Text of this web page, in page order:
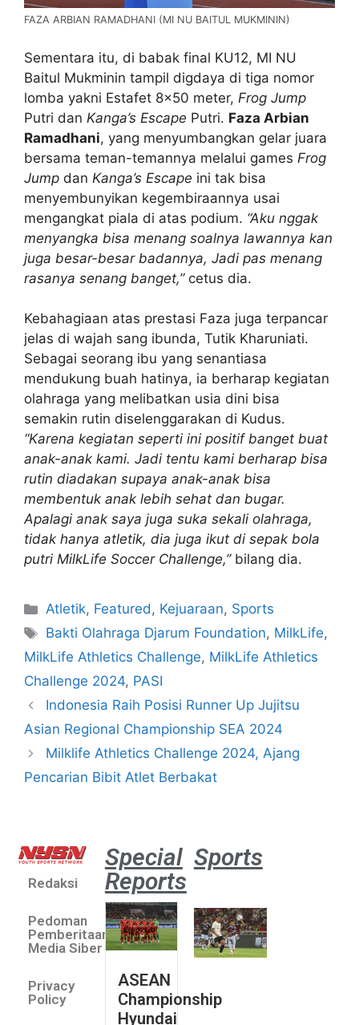
FAZA ARBIAN RAMADHANI (MI NU BAITUL MUKMININ)
Sementara itu, di babak final KU12, MI NU
Baitul Mukminin tampil digdaya di tiga nomor
lomba yakni Estafet 8×50 meter, Frog Jump
Putri dan Kanga’s Escape Putri. Faza Arbian
Ramadhani, yang menyumbangkan gelar juara
bersama teman-temannya melalui games Frog
Jump dan Kanga’s Escape ini tak bisa
menyembunyikan kegembiraannya usai
mengangkat piala di atas podium. “Aku nggak
menyangka bisa menang soalnya lawannya kan
juga besar-besar badannya, Jadi pas menang
rasanya senang banget,” cetus dia.
Kebahagiaan atas prestasi Faza juga terpancar
jelas di wajah sang ibunda, Tutik Kharuniati.
Sebagai seorang ibu yang senantiasa
mendukung buah hatinya, ia berharap kegiatan
olahraga yang melibatkan usia dini bisa
semakin rutin diselenggarakan di Kudus.
“Karena kegiatan seperti ini positif banget buat
anak-anak kami. Jadi tentu kami berharap bisa
rutin diadakan supaya anak-anak bisa
membentuk anak lebih sehat dan bugar.
Apalagi anak saya juga suka sekali olahraga,
tidak hanya atletik, dia juga ikut di sepak bola
putri MilkLife Soccer Challenge,”bilang dia.
Atletik, Featured, Kejuaraan, Sports
Bakti Olahraga Djarum Foundation, MilkLife,
MilkLife Athletics Challenge, MilkLife Athletics
Challenge 2024, PASI
Indonesia Raih Posisi Runner Up Jujitsu
Asian Regional Championship SEA 2024
Milklife Athletics Challenge 2024, Ajang
Pencarian Bibit Atlet Berbakat
Redaksi
Pedoman
Pemberitaan
Media Siber
Privacy
Policy
Special
Reports
ASEAN
Championship
Hyundai
Sports